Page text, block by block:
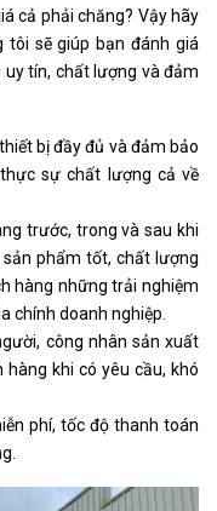
cả phải chăng? Vậy hãy
tôi sẽ giúp bạn đánh giá
uy tín, chất lượng và đảm
bị đầy đủ và đảm bảo
sự chất lượng cả về
trước, trong và sau khi
sản phẩm tốt, chất lượng
hàng những trải nghiệm
chính doanh nghiệp.
công nhân sản xuất
khi có yêu cầu, khó
phí, tốc độ thanh toán